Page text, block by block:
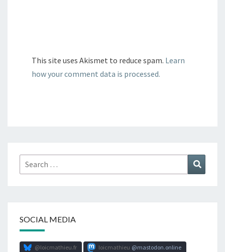
This site uses Akismet to reduce spam. Learn
how your comment data is processed.
Search
for:
SOCIAL MEDIA
@loicmathieu.fr loicmathieu mastodon.online